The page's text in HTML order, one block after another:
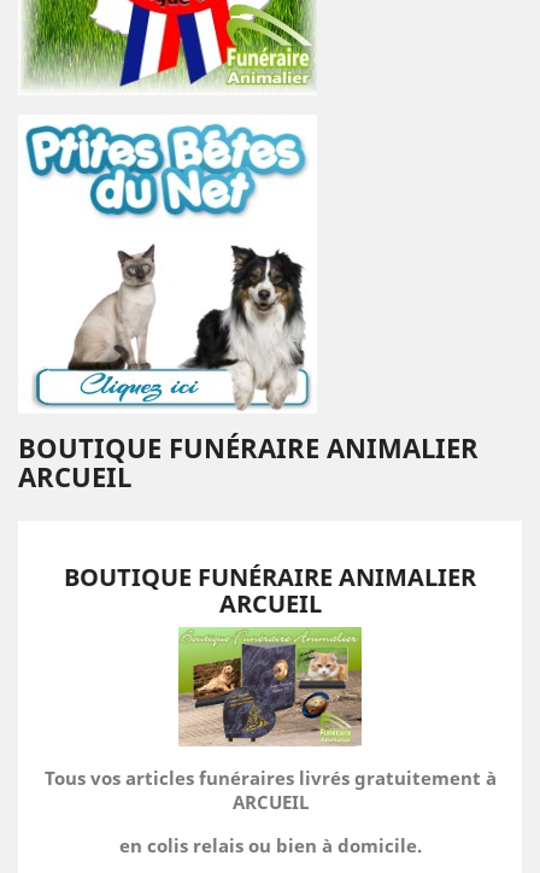
BOUTIQUE FUNÉRAIRE ANIMALIER
ARCUEIL
BOUTIQUE FUNÉRAIRE ANIMALIER
ARCUEIL
Tous vos articles funéraires livrés gratuitement à
ARCUEIL
en colis relais ou bien à domicile.